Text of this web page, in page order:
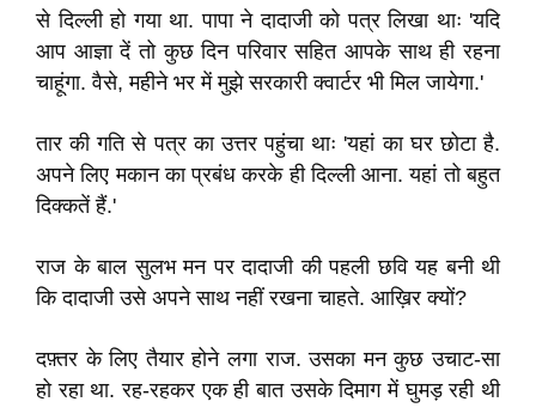
से दिल्ली हो गया था. पापा ने दादाजी को पत्र लिखा थाः 'यदि
आप आज्ञा दें तो कुछ दिन परिवार सहित आपके साथ ही रहना
चाहूंगा. वैसे, महीने भर में मुझे सरकारी क्वार्टर भी मिल जायेगा.'
तार की गति से पत्र का उत्तर पहुंचा थाः 'यहां का घर छोटा है.
अपने लिए मकान का प्रबंध करके ही दिल्ली आना. यहां तो बहुत
दिक्कतें हैं.'
राज के बाल सुलभ मन पर दादाजी की पहली छवि यह बनी थी
कि दादाजी उसे अपने साथ नहीं रखना चाहते. आख़िर क्यों?
दफ़्तर के लिए तैयार होने लगा राज. उसका मन कुछ उचाट-सा
हो रहा था. रह-रहकर एक ही बात उसके दिमाग में घुमड़ रही थी